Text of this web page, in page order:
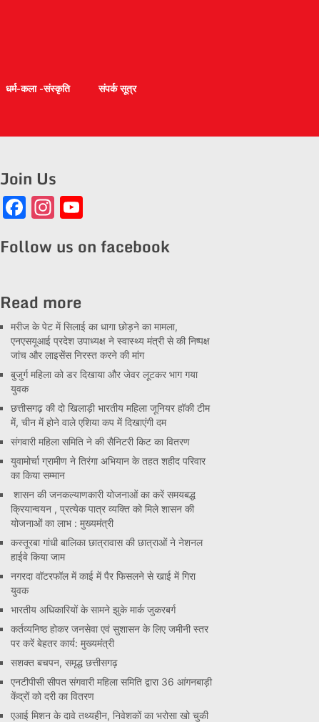
धर्म-कला -संस्कृति
संपर्क सूत्र
Join Us
Facebook
Instagram
Follow us on facebook
Read more
मरीज के पेट में सिलाई का धागा छोड़ने का मामला,
एनएसयूआई प्रदेश उपाध्यक्ष ने स्वास्थ्य मंत्री से की निष्पक्ष
जांच और लाइसेंस निरस्त करने की मांग
बुजुर्ग महिला को डर दिखाया और जेवर लूटकर भाग गया
युवक
छत्तीसगढ़ की दो खिलाड़ी भारतीय महिला जूनियर हॉकी टीम
में, चीन में होने वाले एशिया कप में दिखाएंगी दम
संगवारी महिला समिति ने की सैनिटरी किट का वितरण
युवामोर्चा ग्रामीण ने तिरंगा अभियान के तहत शहीद परिवार
का किया सम्मान
शासन की जनकल्याणकारी योजनाओं का करें समयबद्ध
क्रियान्वयन , प्रत्येक पात्र व्यक्ति को मिले शासन की
योजनाओं का लाभ : मुख्यमंत्री
कस्तूरबा गांधी बालिका छात्रावास की छात्राओं ने नेशनल
हाईवे किया जाम
नगरदा वॉटरफॉल में काई में पैर फिसलने से खाई में गिरा
युवक
भारतीय अधिकारियों के सामने झुके मार्क जुकरबर्ग
कर्तव्यनिष्ठ होकर जनसेवा एवं सुशासन के लिए जमीनी स्तर
पर करें बेहतर कार्य: मुख्यमंत्री
सशक्त बचपन, समृद्ध छत्तीसगढ़
एनटीपीसी सीपत संगवारी महिला समिति द्वारा 36 आंगनबाड़ी
केंद्रों को दरी का वितरण
एआई मिशन के दावे तथ्यहीन, निवेशकों का भरोसा खो चुकी